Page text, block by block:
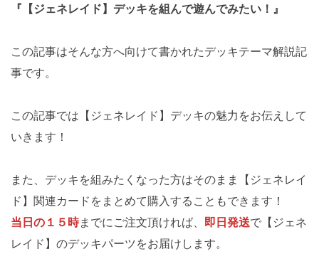
『【ジェネレイド】デッキを組んで遊んでみたい！』
この記事はそんな方へ向けて書かれたデッキテーマ解説記
事です。
この記事では【ジェネレイド】デッキの魅力をお伝えして
いきます！
また、デッキを組みたくなった方はそのまま【ジェネレイ
ド】関連カードをまとめて購入することもできます！
当日の１５時までにご注文頂ければ、 即日発送で【ジェネ
レイド】のデッキパーツをお届けします。